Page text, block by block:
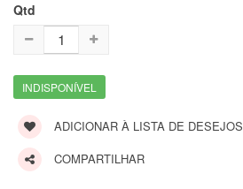
Qtd
INDISPONÍVEL
ADICIONAR À LISTA DE DESEJOS
COMPARTILHAR